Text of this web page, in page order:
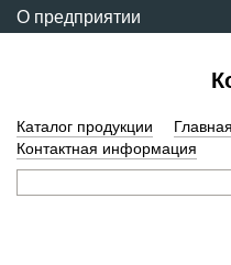
О предприятии
Каталог продукции Главная
Контактная информация